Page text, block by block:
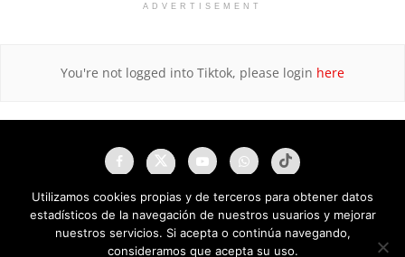
ADVERTISEMENT
You're not logged into Tiktok, please login here
Utilizamos cookies propias y de terceros para obtener datos
estadísticos de la navegación de nuestros usuarios y mejorar
nuestros servicios. Si acepta o continúa navegando,
consideramos que acepta su uso.